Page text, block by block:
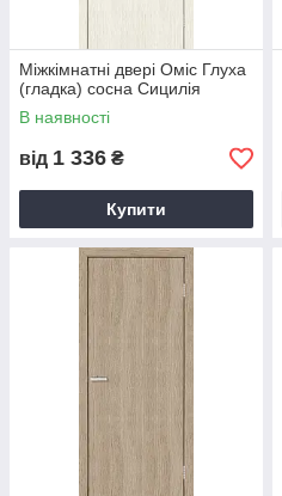
Міжкімнатні двері Оміс Глуха
(гладка) сосна Сицилія
В наявності
від 1 336 ₴
Купити